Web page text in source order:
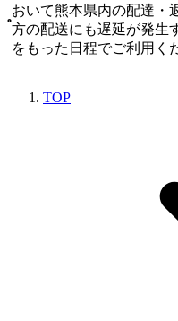
おいて熊本県内の配達・
方の配送にも遅延が発生
をもった日程でご利用く
TOP